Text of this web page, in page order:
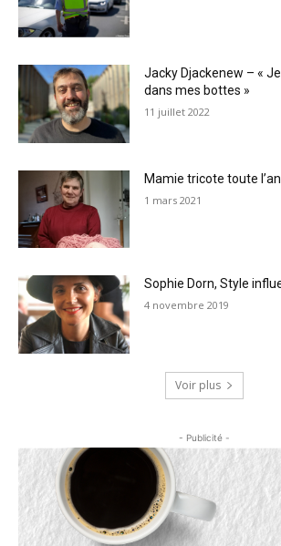
Jacky Djackenew – «
dans mes bottes »
11 juillet 2022
Mamie tricote toute
1 mars 2021
Sophie Dorn, Style
4 novembre 2019
Voir plus
- Publicité -